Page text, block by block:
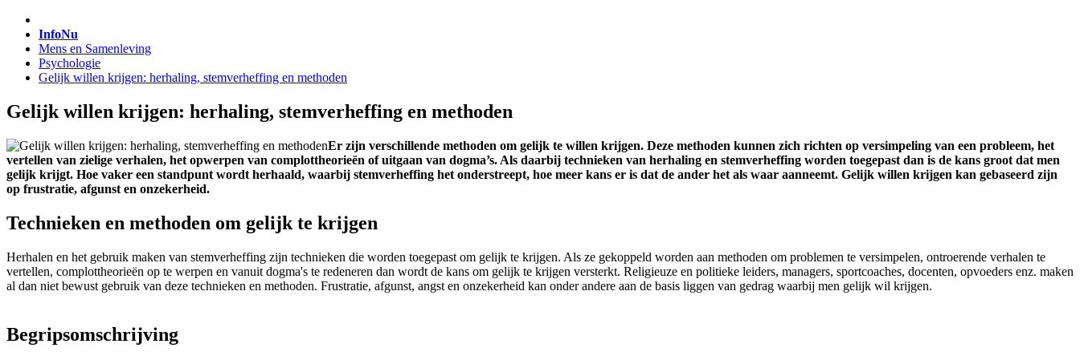
InfoNu
Mens en Samenleving
Psychologie
Gelijk willen krijgen: herhaling, stemverheffing en methoden
Gelijk willen krijgen: herhaling, stemverheffing en methoden
Er zijn verschillende methoden om gelijk te willen krijgen. Deze methoden kunnen zich richten op versimpeling van een probleem, het
vertellen van zielige verhalen, het opwerpen van complottheorieën of uitgaan van dogma’s. Als daarbij technieken van herhaling en stemverheffing worden toegepast dan is de kans groot dat men
gelijk krijgt. Hoe vaker een standpunt wordt herhaald, waarbij stemverheffing het onderstreept, hoe meer kans er is dat de ander het als waar aanneemt. Gelijk willen krijgen kan gebaseerd zijn
op frustratie, afgunst en onzekerheid.
Technieken en methoden om gelijk te krijgen
Herhalen en het gebruik maken van stemverheffing zijn technieken die worden toegepast om gelijk te krijgen. Als ze gekoppeld worden aan methoden om problemen te versimpelen, ontroerende verhalen te
vertellen, complottheorieën op te werpen en vanuit dogma's te redeneren dan wordt de kans om gelijk te krijgen versterkt. Religieuze en politieke leiders, managers, sportcoaches, docenten, opvoeders enz. maken
al dan niet bewust gebruik van deze technieken en methoden. Frustratie, afgunst, angst en onzekerheid kan onder andere aan de basis liggen van gedrag waarbij men gelijk wil krijgen.
Begripsomschrijving